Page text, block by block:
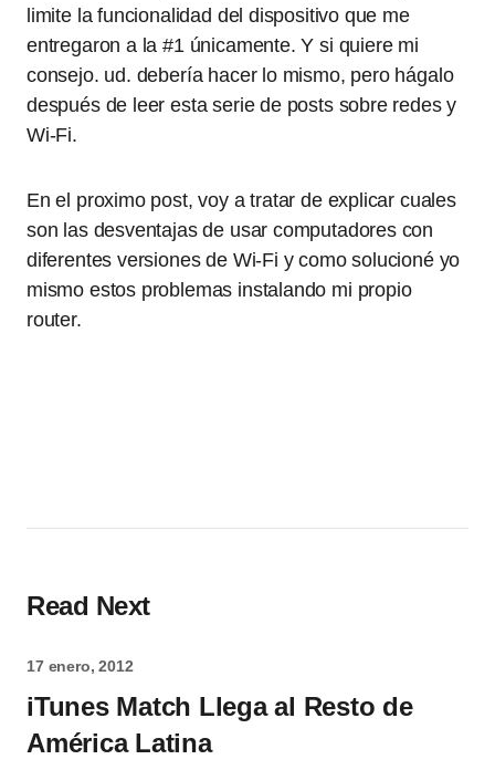
limite la funcionalidad del dispositivo que me
entregaron a la #1 únicamente. Y si quiere mi
consejo. ud. debería hacer lo mismo, pero hágalo
después de leer esta serie de posts sobre redes y
Wi-Fi.
En el proximo post, voy a tratar de explicar cuales
son las desventajas de usar computadores con
diferentes versiones de Wi-Fi y como solucioné yo
mismo estos problemas instalando mi propio
router.
Read Next
17 enero, 2012
iTunes Match Llega al Resto de
América Latina